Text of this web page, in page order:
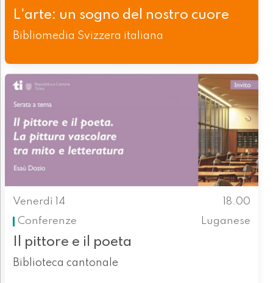
L'arte: un sogno del nostro cuore
Bibliomedia Svizzera italiana
Venerdì 14
18.00
Conferenze
Luganese
Il pittore e il poeta
Biblioteca cantonale